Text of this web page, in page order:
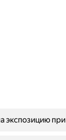
экспозицию